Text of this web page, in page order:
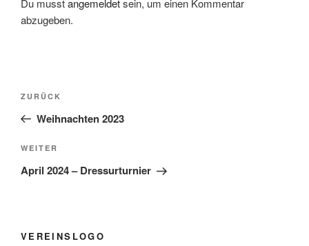
abzugeben.
ZURÜCK
Weihnachten 2023
WEITER
April 2024 – Dressurturnier
VEREINSLOGO